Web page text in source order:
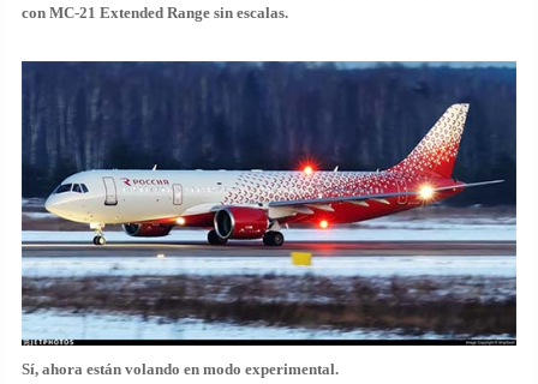
con MC-21 Extended Range sin escalas.
Sí, ahora están volando en modo experimental.